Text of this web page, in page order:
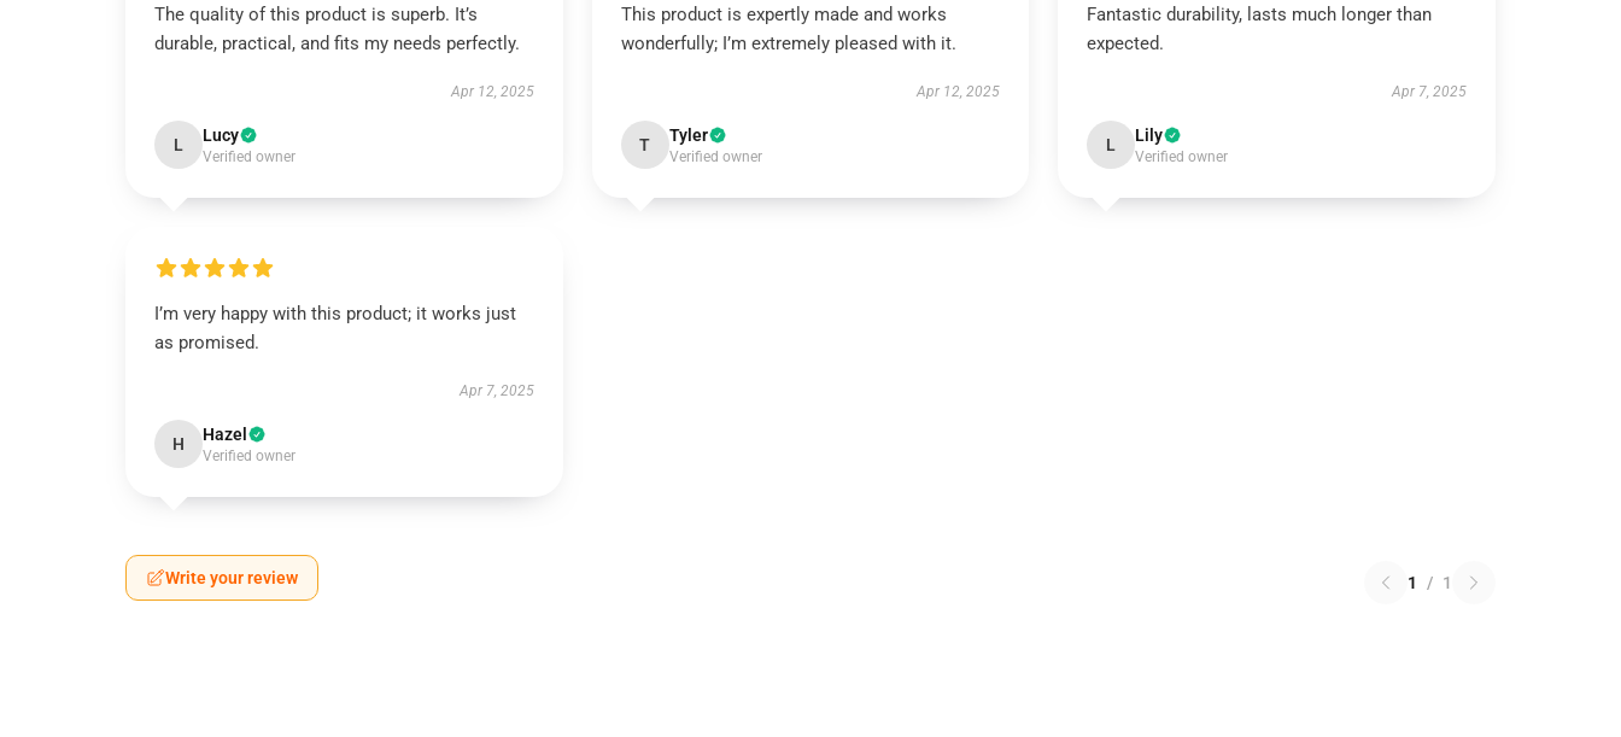
The quality of this product is superb. It’s
durable, practical, and fits my needs perfectly.
Apr 12, 2025
L Lucy
Verified owner
This product is expertly made and works
wonderfully; I’m extremely pleased with it.
Apr 12, 2025
T Tyler
Verified owner
Fantastic durability, lasts much longer than
expected.
Apr 7, 2025
L Lily
Verified owner
I’m very happy with this product; it works just
as promised.
Apr 7, 2025
H Hazel
Verified owner
Write your review 1 / 1